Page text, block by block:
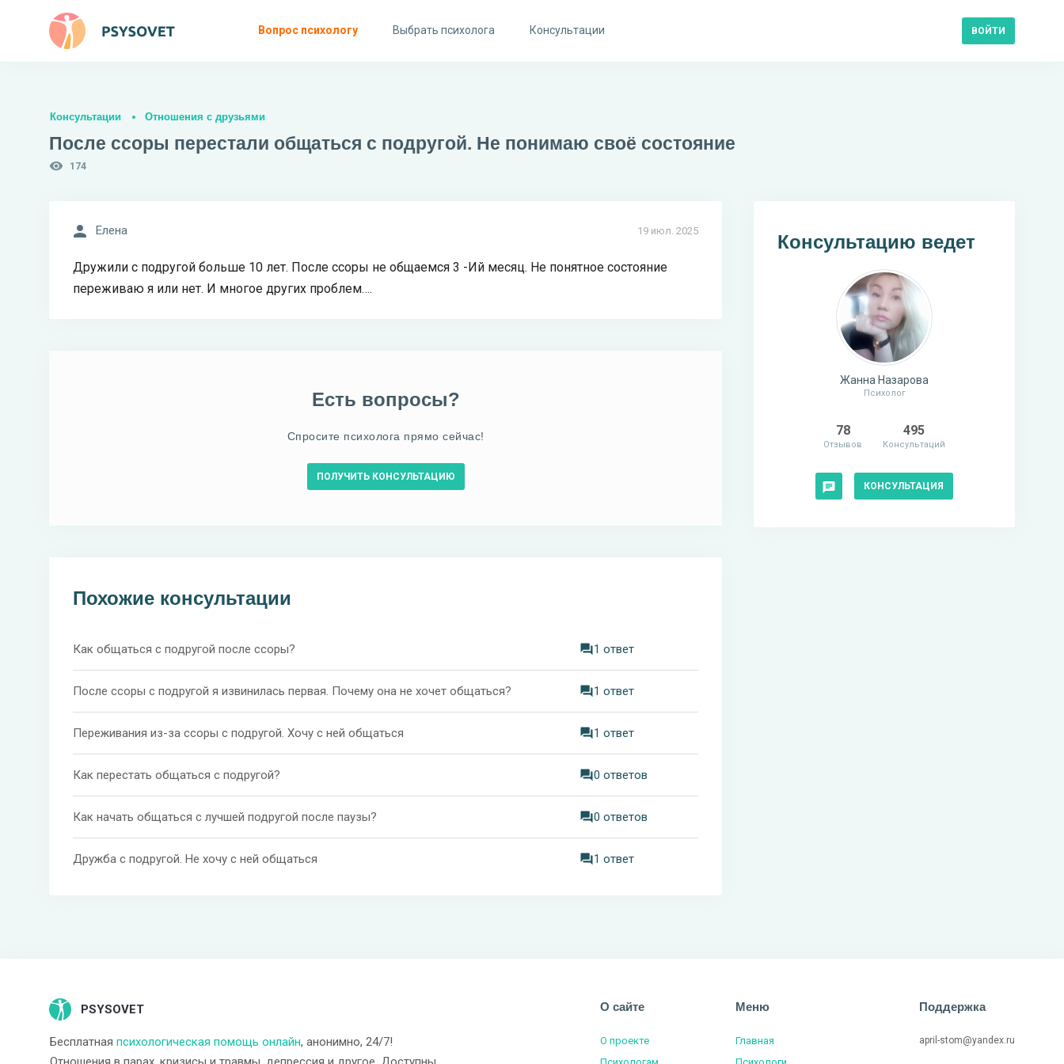
Вопрос психологу Выбрать психолога Консультации ВОЙТИ
Консультации Отношения с друзьями
После ссоры перестали общаться с подругой. Не понимаю своё состояние
174
19 июл. 2025
Елена
Дружили с подругой больше 10 лет. После ссоры не общаемся 3 -Ий месяц. Не понятное состояние
переживаю я или нет. И многое других проблем….
Есть вопросы?
Спросите психолога прямо сейчас!
ПОЛУЧИТЬ КОНСУЛЬТАЦИЮ
Похожие консультации
Как общаться с подругой после ссоры? 1 ответ
После ссоры с подругой я извинилась первая. Почему она не хочет общаться? 1 ответ
Переживания из-за ссоры с подругой. Хочу с ней общаться 1 ответ
Как перестать общаться с подругой? 0 ответов
Как начать общаться с лучшей подругой после паузы? 0 ответов
Дружба с подругой. Не хочу с ней общаться 1 ответ
Консультацию ведет
Жанна Назарова
Психолог
78
Отзывов
495
Консультаций
КОНСУЛЬТАЦИЯ
PSYSOVET
Бесплатная психологическая помощь онлайн, анонимно, 24/7!
О сайте
О проекте
Меню
Главная
Поддержка
april-stom@yandex.ru